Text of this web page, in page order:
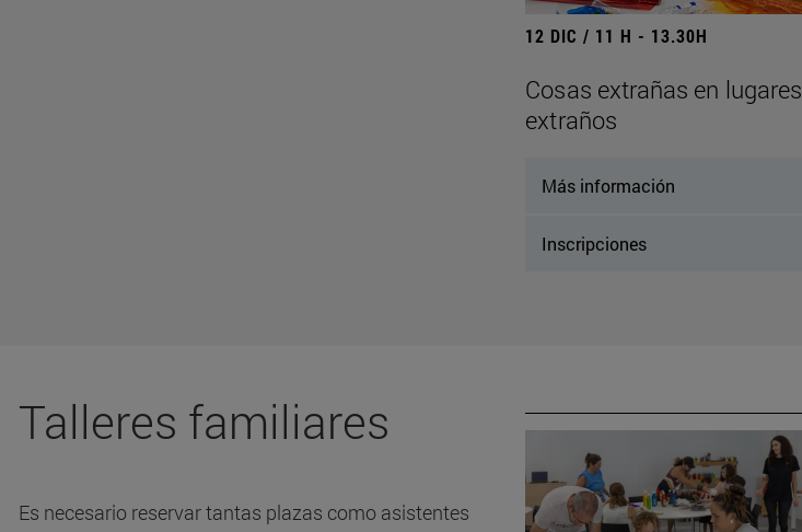
12 DIC / 11 H - 13.30H
Cosas extrañas en lugares
extraños
Más información
Inscripciones
Talleres familiares
Es necesario reservar tantas plazas como asistentes